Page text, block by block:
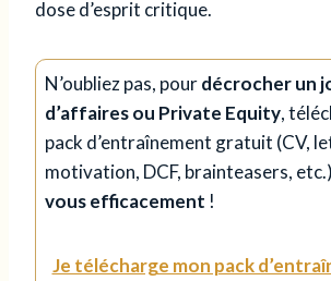
dose d’esprit critique.
N’oubliez pas, pourdécrocher un
d’affaires ou Private Equity,
pack d’entraînement gratuit (CV,
motivation, DCF, brainteasers,
vous efficacement !
Je télécharge mon pack